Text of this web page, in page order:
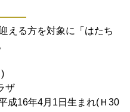
える方を対象に「はたち
ザ
成16年4月1日生まれ(Ｈ30